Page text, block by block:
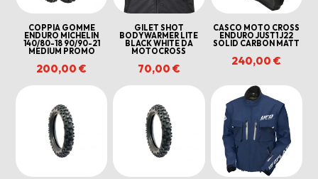
COPPIA GOMME
ENDURO MICHELIN
140/80-18 90/90-21
MEDIUM PROMO
200,00€
GILET SHOT
BODYWARMER LITE
BLACK WHITE DA
MOTOCROSS
70,00 €
CASCO MOTO CROSS
ENDURO JUST1 J22
SOLID CARBON MATT
240,00€